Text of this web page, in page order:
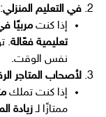
في التعليم المنزلي:
إذا كنت مربيًا
تعليمية فعّالة.
نفس الوقت.
لأصحاب المتاجر
إذا كنت تملك
ممتازًا لـزيادة